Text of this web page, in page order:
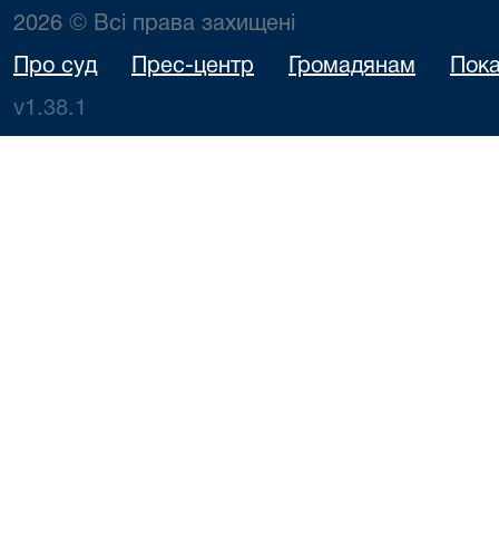
2026 © Всі права захищені
Про суд Прес-центр Громадянам
v1.38.1